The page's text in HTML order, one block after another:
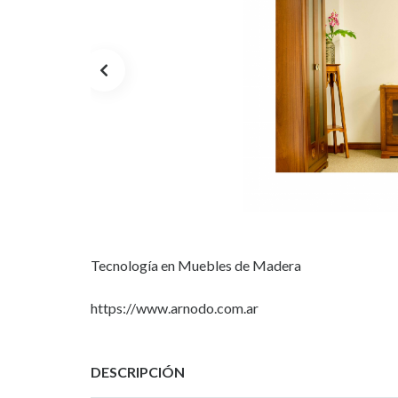
Tecnología en Muebles de Madera
https://www.arnodo.com.ar
DESCRIPCIÓN